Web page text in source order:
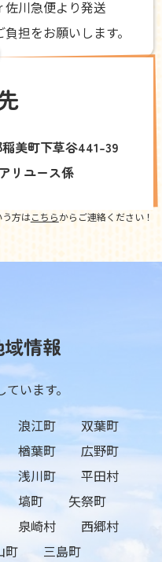
川急便より発送
担をお願いします。
美町下草谷441-39
リユース係
方はこちらからご連絡ください！
情報
います。
浪江町
双葉町
楢葉町
広野町
浅川町
平田村
塙町
矢祭町
泉崎村
西郷村
町
三島町